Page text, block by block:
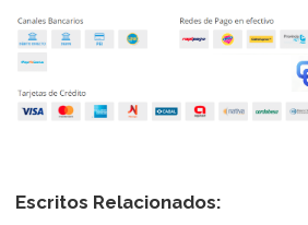
Escritos Relacionados: